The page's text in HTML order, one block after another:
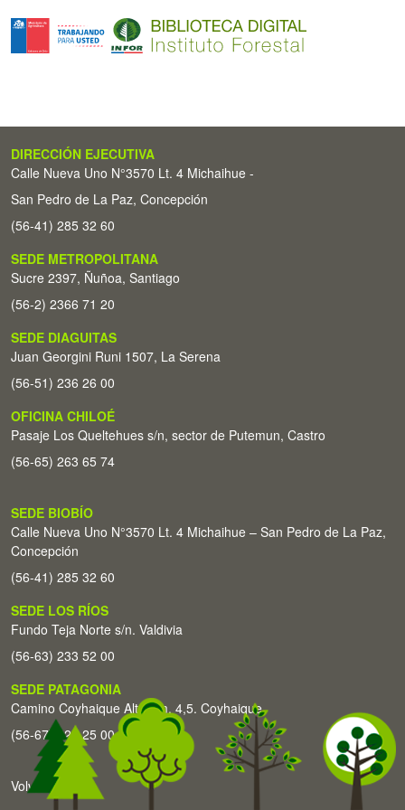
DIRECCIÓN EJECUTIVA
Calle Nueva Uno N°3570 Lt. 4 Michaihue -
San Pedro de La Paz, Concepción
(56-41) 285 32 60
SEDE METROPOLITANA
Sucre 2397, Ñuñoa, Santiago
(56-2) 2366 71 20
SEDE DIAGUITAS
Juan Georgini Runi 1507, La Serena
(56-51) 236 26 00
OFICINA CHILOÉ
Pasaje Los Queltehues s/n, sector de Putemun, Castro
(56-65) 263 65 74
SEDE BIOBÍO
Calle Nueva Uno N°3570 Lt. 4 Michaihue – San Pedro de La Paz,
Concepción
(56-41) 285 32 60
SEDE LOS RÍOS
Fundo Teja Norte s/n. Valdivia
(56-63) 233 52 00
SEDE PATAGONIA
Camino Coyhaique Alto Km. 4,5. Coyhaique
(56-67) 226 25 00
Volver arriba